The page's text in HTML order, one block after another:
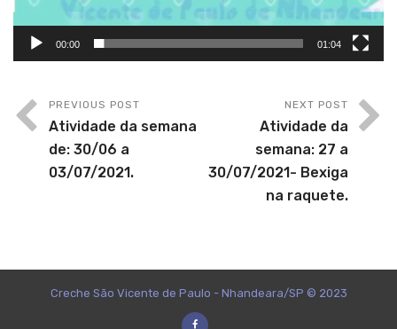
00:00 01:04
PREVIOUS POST
Atividade da semana
de: 30/06 a
03/07/2021.
NEXT POST
Atividade da
semana: 27 a
30/07/2021- Bexiga
na raquete.
Creche São Vicente de Paulo - Nhandeara/SP © 2023